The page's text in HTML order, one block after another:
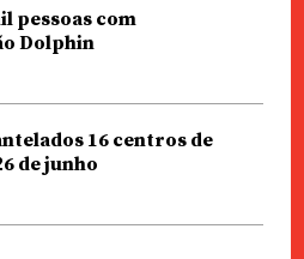
pessoas com
Dolphin
16 centros de
de junho